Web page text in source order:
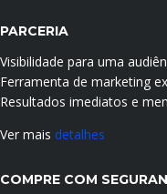
PARCERIA
Visibilidade para uma
Ferramenta de marketing
Resultados imediatos e
Ver mais detalhes
COMPRE COM